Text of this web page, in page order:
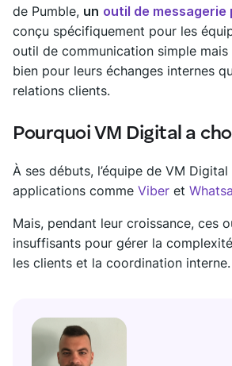
de Pumble, un outil de
conçu spécifiquement pour les
outil de communication simple
bien pour leurs échanges internes
relations clients.
Pourquoi VM Digital a
À ses débuts, l’équipe de VM
applications comme Viber et
Mais, pendant leur croissance, ces
insuffisants pour gérer la
les clients et la coordination interne.